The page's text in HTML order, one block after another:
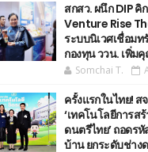
สกสว. ผนึก DIP คิ
Venture Rise
ระบบนิเวศเชื่อม
กองทุน ววน. เพิ่ม
Somchai T.
ครั้งแรกในไทย! ส
‘เทคโนโลยีการส
ดนตรีไทย’ ​ถอด
บ้าน ยกระดับช่าง